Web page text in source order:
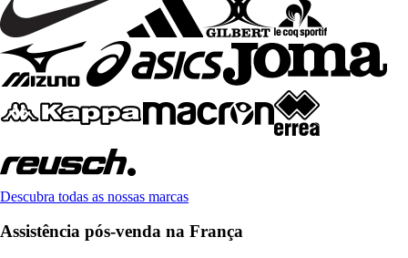
Descubra todas as nossas marcas
Assistência pós-venda na França